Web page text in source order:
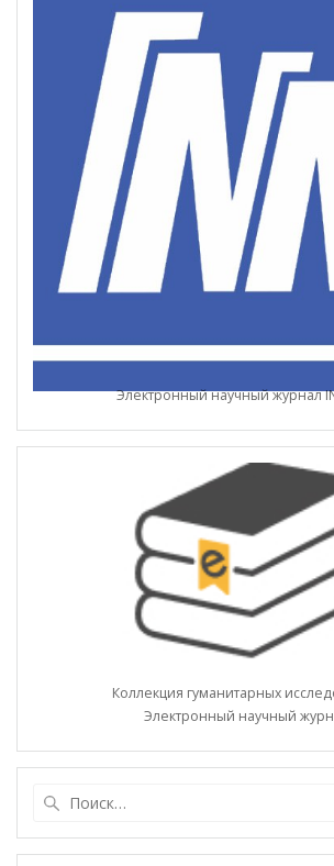
Электронный научный журнал
Коллекция гуманитарных
Электронный научный